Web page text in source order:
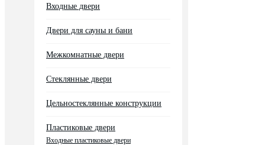
Входные двери
Двери для сауны и бани
Межкомнатные двери
Стеклянные двери
Цельностеклянные конструкции
Пластиковые двери
Входные пластиковые двери